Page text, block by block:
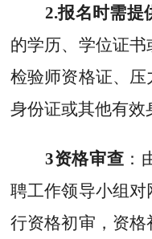
2.报名时需提
的学历、学位证
检验师资格证、压
身份证或其他有效
3资格审查 ：
聘工作领导小组
行资格初审，资